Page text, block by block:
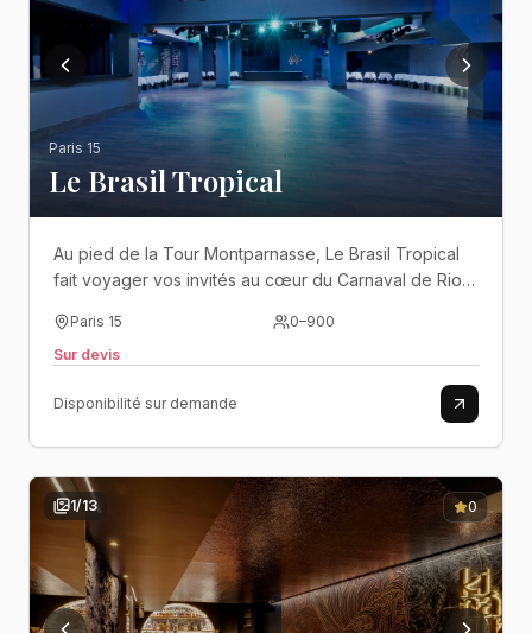
Paris 15
Le Brasil Tropical
Au pied de la Tour Montparnasse, Le Brasil Tropical
fait voyager vos invités au cœur du Carnaval de Rio
Paris 15 0–900
Sur devis
Disponibilité sur demande
1/13 0